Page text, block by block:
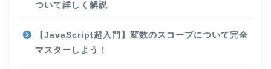
ついて詳しく解説
【JavaScript超入門】変数のスコープについて完全
マスターしよう！